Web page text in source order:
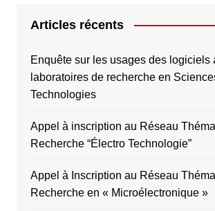
Articles récents
Enquête sur les usages des logiciels
laboratoires de recherche en
Technologies
Appel à inscription au Réseau
Recherche “Électro Technologie”
Appel à Inscription au Réseau
Recherche en « Microélectronique »